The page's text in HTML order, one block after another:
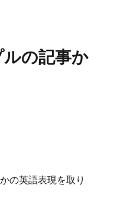
の記事か
の英語表現を取り